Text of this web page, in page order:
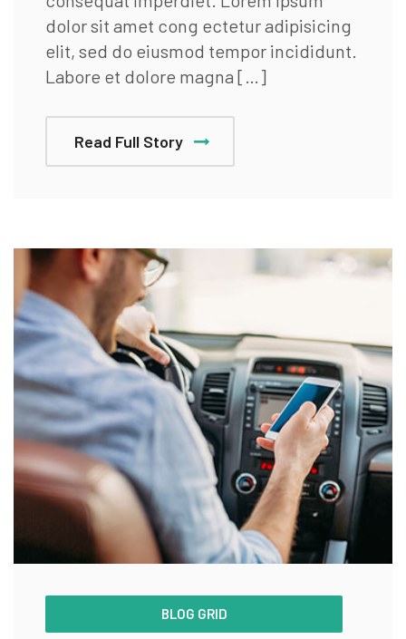
dolor sit amet cong ectetur adipisicing
elit, sed do eiusmod tempor incididunt.
Labore et dolore magna […]
Read Full Story
BLOG GRID